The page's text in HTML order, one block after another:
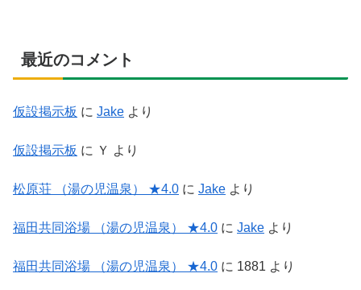
最近のコメント
仮設掲示板 に Jake より
仮設掲示板 に Ｙ より
松原荘 （湯の児温泉） ★4.0 に Jake より
福田共同浴場 （湯の児温泉） ★4.0 に Jake より
福田共同浴場 （湯の児温泉） ★4.0 に 1881 より